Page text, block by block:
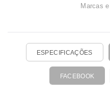
Marcas
ESPECIFICAÇÕES
FACEBOOK